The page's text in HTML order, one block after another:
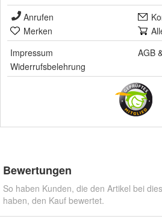
Anrufen
Merken
Impressum
AGB &
Widerrufsbelehrung
Bewertungen
So haben Kunden, die den Artikel bei
haben, den Kauf bewertet.